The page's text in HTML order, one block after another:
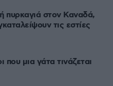
πυρκαγιά στον Καναδά,
τις εστίες
που μια γάτα τινάζεται